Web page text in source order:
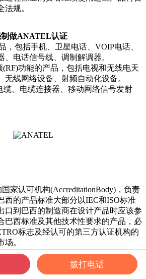
法规。
制做ANATEL认证
，包括手机、卫星电话、VOIP电话、
电话信号线、调制解调器。
功能的产品，包括电视和无线电天
无线网络设备、射频自动化设备。
、电缆连接器、移动网络信号发射
家认可机构(AccreditationBody)，负责
西的产品标准大部分以IEC和ISO标准
口到巴西的制造商在设计产品时应该参
巴西标准及其他技术性要求的产品，必
标志及经认可的第三方认证机构的
。
准管理机构，目前INMETRO官网累
拨打电话